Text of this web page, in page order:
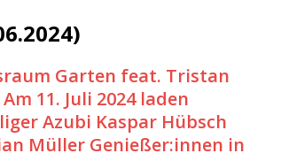
Garten feat. Tristan
11. Juli 2024 laden
Azubi Kaspar Hübsch
Müller Genießer:innen in